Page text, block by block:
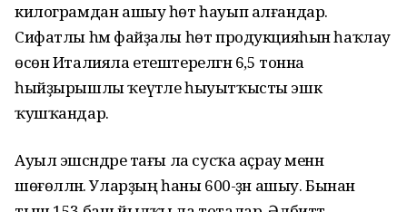
килограмдан ашыу һөт һауып алғандар.
Сифатлы һәм файҙалы һөт продукцияһын һаҡлау
өсөн Италияла етештерелгән 6,5 тонна
һыйҙырышлы ҡеүәтле һыуытҡысты эшкә
ҡушҡандар.
Ауыл эшсәндәре тағы ла сусҡа аҫрау менән
шөғөлләнә. Уларҙың һаны 600-ҙән ашыу. Бынан